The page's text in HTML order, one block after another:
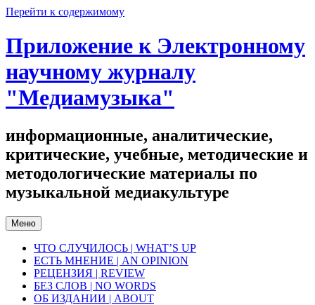
Перейти к содержимому
Приложение к Электронному
научному журналу
"Медиамузыка"
информационные, аналитические,
критические, учебные, методические и
методологические материалы по
музыкальной медиакультуре
Меню
ЧТО СЛУЧИЛОСЬ | WHAT’S UP
ЕСТЬ МНЕНИЕ | AN OPINION
РЕЦЕНЗИЯ | REVIEW
БЕЗ СЛОВ | NO WORDS
ОБ ИЗДАНИИ | ABOUT